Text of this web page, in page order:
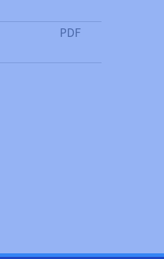
PDF